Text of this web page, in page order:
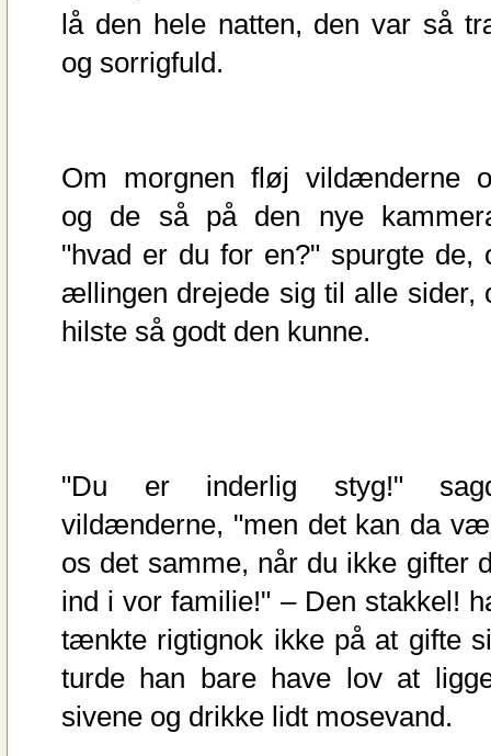
lå den hele natten, den var så
og sorrigfuld.
Om morgnen fløj vildænderne
og de så på den nye
"hvad er du for en?" spurgte de,
ællingen drejede sig til alle sider,
hilste så godt den kunne.
"Du er inderlig styg!"
vildænderne, "men det kan da
os det samme, når du ikke gifter
ind i vor familie!" – Den stakkel!
tænkte rigtignok ikke på at gifte
turde han bare have lov at
sivene og drikke lidt mosevand.